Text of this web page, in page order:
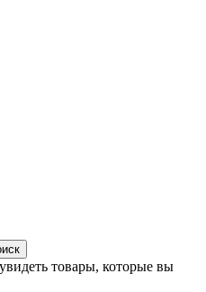
товары, которые вы